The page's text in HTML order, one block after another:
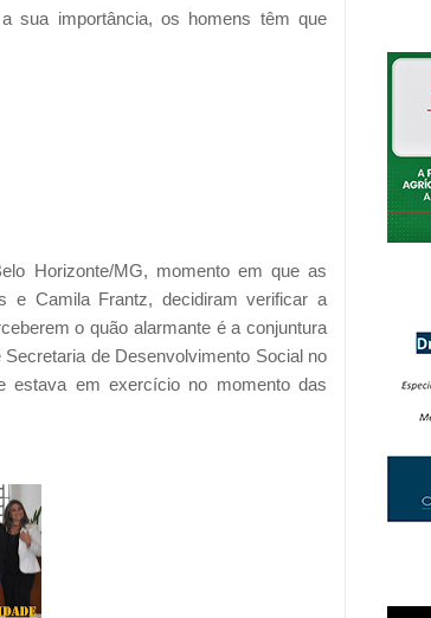
sua importância, os homens têm que
Horizonte/MG, momento em que as
e Camila Frantz, decidiram verificar a
o quão alarmante é a conjuntura
de Desenvolvimento Social no
estava em exercício no momento das